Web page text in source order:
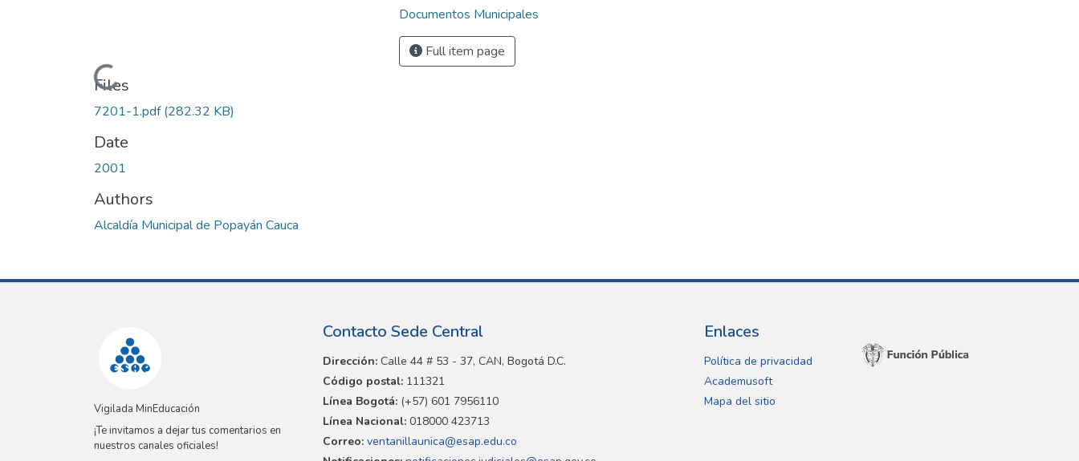
Loading...
Files
7201-1.pdf(282.32 KB)
Date
2001
Authors
Alcaldía Municipal de Popayán Cauca
Documentos Municipales
Full item page
Vigilada MinEducación
¡Te invitamos a dejar tus comentarios en
nuestros canales oficiales!
Contacto Sede Central
Dirección: Calle 44 # 53 - 37, CAN, Bogotá D.C.
Código postal: 111321
Línea Bogotá: (+57) 601 7956110
Línea Nacional: 018000 423713
Correo: ventanillaunica@esap.edu.co
Enlaces
Política de privacidad
Academusoft
Mapa del sitio